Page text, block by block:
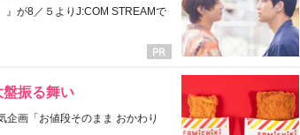
』が8／５よりJ:COM STREAMで
振る舞い
企画「お値段そのまま おかわり